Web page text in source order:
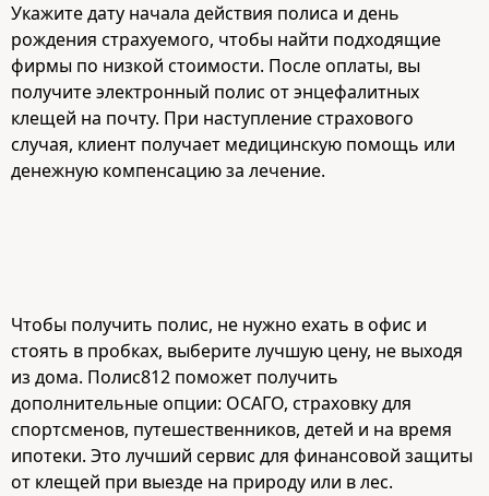
Укажите дату начала действия полиса и день
рождения страхуемого, чтобы найти подходящие
фирмы по низкой стоимости. После оплаты, вы
получите электронный полис от энцефалитных
клещей на почту. При наступление страхового
случая, клиент получает медицинскую помощь или
денежную компенсацию за лечение.
Чтобы получить полис, не нужно ехать в офис и
стоять в пробках, выберите лучшую цену, не выходя
из дома. Полис812 поможет получить
дополнительные опции: ОСАГО, страховку для
спортсменов, путешественников, детей и на время
ипотеки. Это лучший сервис для финансовой защиты
от клещей при выезде на природу или в лес.